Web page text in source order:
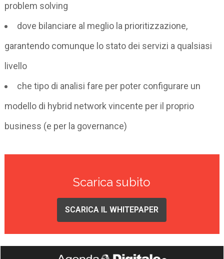
problem solving
dove bilanciare al meglio la prioritizzazione,
garantendo comunque lo stato dei servizi a qualsiasi
livello
che tipo di analisi fare per poter configurare un
modello di hybrid network vincente per il proprio
business (e per la governance)
Scarica subito
SCARICA IL WHITEPAPER